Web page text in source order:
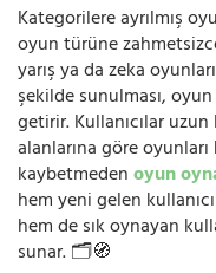
Kategorilere ayrılmış
oyun türüne
yarış ya da zeka
şekilde sunulması,
getirir. Kullanıcılar
alanlarına göre
kaybetmedenoyun
hem yeni gelen
hem de sık oynayan
sunar. 🗂️🧭